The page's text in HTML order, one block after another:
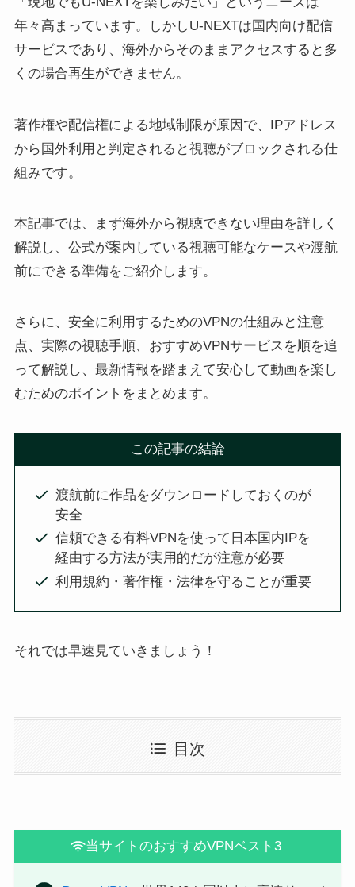
年々高まっています。しかしU-NEXTは国内向け配信
サービスであり、海外からそのままアクセスすると多
くの場合再生ができません。
著作権や配信権による地域制限が原因で、IPアドレス
から国外利用と判定されると視聴がブロックされる仕
組みです。
本記事では、まず海外から視聴できない理由を詳しく
解説し、公式が案内している視聴可能なケースや渡航
前にできる準備をご紹介します。
さらに、安全に利用するためのVPNの仕組みと注意
点、実際の視聴手順、おすすめVPNサービスを順を追
って解説し、最新情報を踏まえて安心して動画を楽し
むためのポイントをまとめます。
この記事の結論
渡航前に作品をダウンロードしておくのが
安全
信頼できる有料VPNを使って日本国内IPを
経由する方法が実用的だが注意が必要
利用規約・著作権・法律を守ることが重要
それでは早速見ていきましょう！
目次
当サイトのおすすめVPNベスト3